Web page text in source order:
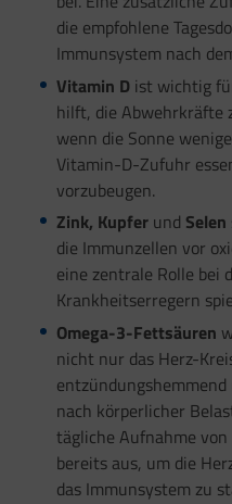
die empfohlene
Immunsystem nach
Vitamin Dist wichtig
hilft, die Abwehrkräfte
wenn die Sonne
Vitamin-D-Zufuhr
vorzubeugen.
Zink, Kupfer und Selen
die Immunzellen vor
eine zentrale Rolle bei
Krankheitserregern
Omega-3-Fettsäuren
nicht nur das Herz-
nach körperlicher
tägliche Aufnahme
bereits aus, um die
das Immunsystem zu